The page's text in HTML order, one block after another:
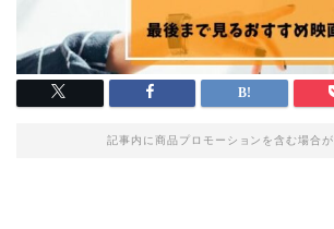
記事内に商品プロモーションを含む場合